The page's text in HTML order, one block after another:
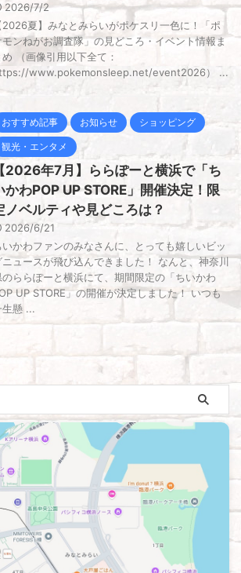
2026/7/2
2026夏】みなとみらいがポケスリ一色に！「ポ
モンねがお調査隊」の見どころ・イベント情報ま
め （画像引用以下全て：
www.pokemonsleep.net/event2026） ...
おすすめ記事 お知らせ ショッピング
観光・エンタメ
【2026年7月】ららぽーと横浜で「ち
かわPOP UP STORE」開催決定！限
ノベルティや見どころは？
2026/6/21
いかわファンのみなさんに、とっても嬉しいビッ
ニュースが飛び込んできました！ なんと、神奈川
のららぽーと横浜にて、期間限定の「ちいかわ
UP STORE」の開催が決定しました！ いつも
生懸 ...